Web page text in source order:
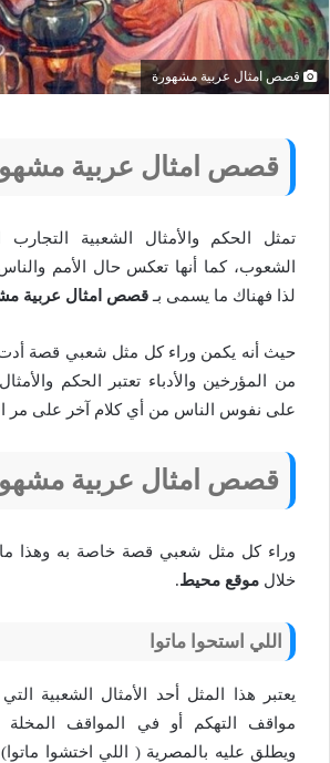
قصص امثال عربية مشهورة
قصص امثال عربية
تمثل الحكم والأمثال الشعبية
الشعوب، كما أنها تعكس حال الأمم
لذا فهناك ما يسمى بـ قصص امثال عربية
حيث أنه يكمن وراء كل مثل شعبي قصة أدت
من المؤرخين والأدباء تعتبر الحكم
على نفوس الناس من أي كلام آخر على مر
قصص امثال عربية
وراء كل مثل شعبي قصة خاصة به وهذا
خلال موقع محيط.
اللي استحوا ماتوا
يعتبر هذا المثل أحد الأمثال الشعبية
مواقف التهكم أو في المواقف المخلة
ويطلق عليه بالمصرية ( اللي اختشوا